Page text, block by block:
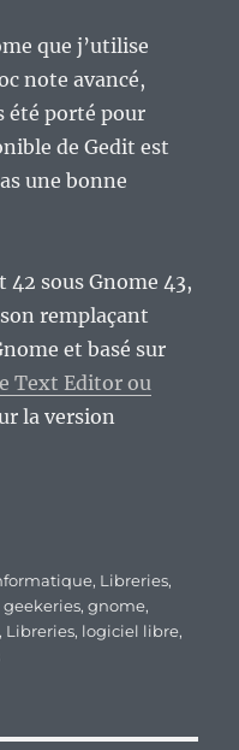
que j’utilise
note avancé,
été porté pour
de Gedit est
une bonne
42 sous Gnome 43,
remplaçant
et basé sur
Text Editor ou
la version
, Libreries,
geekeries,gnome,
, Libreries, logiciel libre,
sur